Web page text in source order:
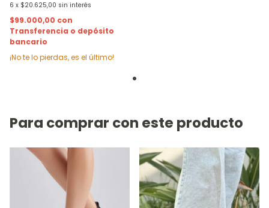
6 x $20.625,00 sin interés
$99.000,00 con
Transferencia o depósito
bancario
¡No te lo pierdas, es el último!
Para comprar con este producto